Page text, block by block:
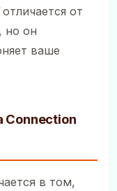
отличается от
но он
ваше
Connection
в том,